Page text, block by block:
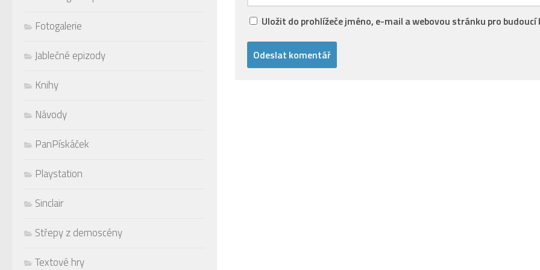
Uložit do prohlížeče jméno, e-mail a webovou stránku pro
Fotogalerie
Jablečné epizody
Knihy
Návody
PanPískáček
Playstation
Sinclair
Střepy z demoscény
Textové hry